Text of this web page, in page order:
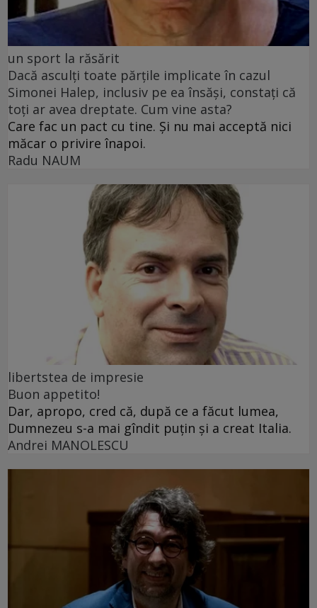
un sport la răsărit
Dacă asculți toate părțile implicate în cazul
Simonei Halep, inclusiv pe ea însăși, constați că
toți ar avea dreptate. Cum vine asta?
Care fac un pact cu tine. Și nu mai acceptă nici
măcar o privire înapoi.
Radu NAUM
libertstea de impresie
Buon appetito!
Dar, apropo, cred că, după ce a făcut lumea,
Dumnezeu s-a mai gîndit puțin și a creat Italia.
Andrei MANOLESCU